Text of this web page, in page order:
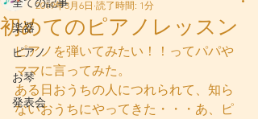
楽器
ピアノ
お琴
発表会
初めてのピアノレッスン
2019年3月6日 読了時間: 1分
ピアノを弾いてみたい！！ってパパや
ママに言ってみた。
ある日おうちの人につれられて、知ら
ないおうちにやってきた・・・あ、ピ